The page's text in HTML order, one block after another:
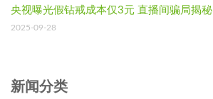
央视曝光假钻戒成本仅3元 直播间骗局揭秘
2025-09-28
新闻分类